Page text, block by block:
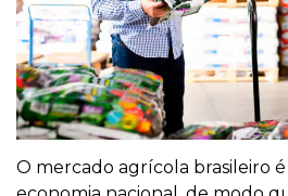
O mercado agrícola brasileiro